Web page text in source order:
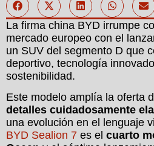
La firma china BYD irrumpe
mercado europeo con el
un SUV del segmento D que
deportivo, tecnología
sostenibilidad.
Este modelo amplía la oferta
detalles cuidadosamente
una evolución en el lenguaje
BYD Sealion 7 es el cuarto